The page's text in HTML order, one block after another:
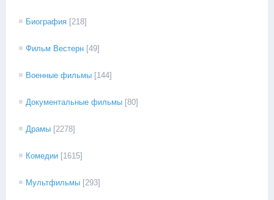
Биография [218]
Фильм Вестерн [49]
Военные фильмы [144]
Документальные фильмы [80]
Драмы [2278]
Комедии [1615]
Мультфильмы [293]